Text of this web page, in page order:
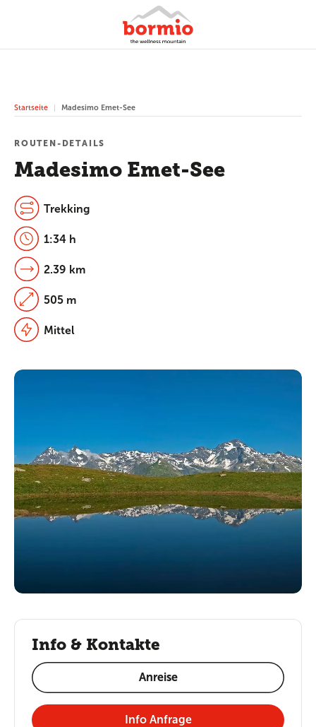
Startseite Madesimo Emet-See
Madesimo Emet-See
ROUTEN-DETAILS
Trekking
1:34 h
2.39 km
505 m
Mittel
Info & Kontakte
Anreise
Info Anfrage